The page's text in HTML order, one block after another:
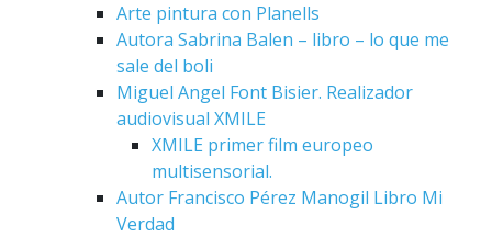
Arte pintura con Planells
Autora Sabrina Balen – libro – lo que me
sale del boli
Miguel Angel Font Bisier. Realizador
audiovisual XMILE
XMILE primer film europeo
multisensorial.
Autor Francisco Pérez Manogil Libro Mi
Verdad